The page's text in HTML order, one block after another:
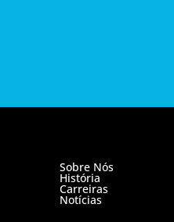
Sobre Nós
História
Carreiras
Notícias